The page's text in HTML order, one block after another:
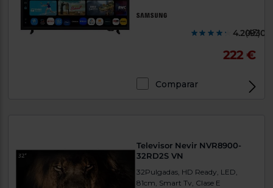
(43)
222 €
Comparar
Televisor Nevir NVR8900-
32RD2S VN
32Pulgadas, HD Ready, LED,
81cm, Smart Tv, Clase E